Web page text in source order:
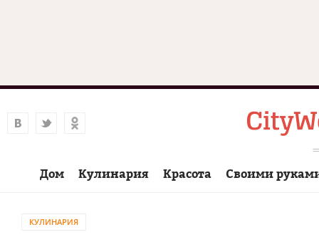
Дом Кулинария Красота Своими
КУЛИНАРИЯ